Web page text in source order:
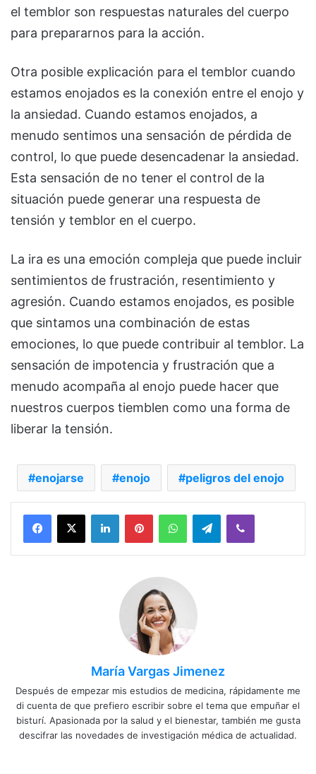
el temblor son respuestas naturales del cuerpo
para prepararnos para la acción.
Otra posible explicación para el temblor cuando
estamos enojados es la conexión entre el enojo y
la ansiedad. Cuando estamos enojados, a
menudo sentimos una sensación de pérdida de
control, lo que puede desencadenar la ansiedad.
Esta sensación de no tener el control de la
situación puede generar una respuesta de
tensión y temblor en el cuerpo.
La ira es una emoción compleja que puede incluir
sentimientos de frustración, resentimiento y
agresión. Cuando estamos enojados, es posible
que sintamos una combinación de estas
emociones, lo que puede contribuir al temblor. La
sensación de impotencia y frustración que a
menudo acompaña al enojo puede hacer que
nuestros cuerpos tiemblen como una forma de
liberar la tensión.
enojarse enojo peligros del enojo
Facebook
X LinkedInPinterestWhatsAppTelegramViber
María Vargas Jimenez
Después de empezar mis estudios de medicina, rápidamente me
di cuenta de que prefiero escribir sobre el tema que empuñar el
bisturí. Apasionada por la salud y el bienestar, también me gusta
descifrar las novedades de investigación médica de actualidad.